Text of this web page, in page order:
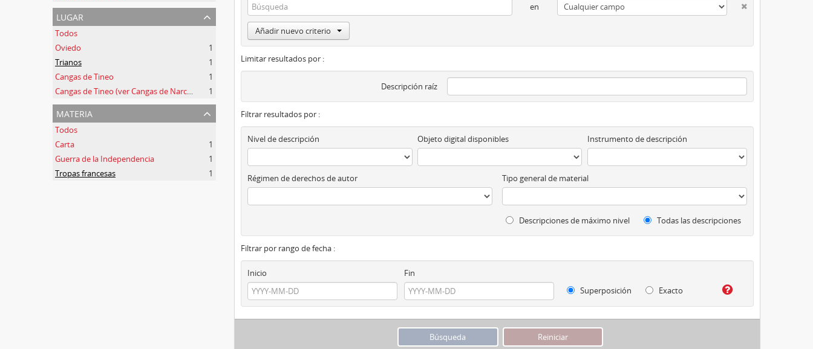
lugar
Todos
Oviedo
1
Trianos
1
Cangas de Tineo
1
Cangas de Tineo (ver Cangas de Narcea)
1
materia
Todos
Carta
1
Guerra de la Independencia
1
Tropas francesas
1
en
Añadir nuevo criterio
Limitar resultados por :
Descripción raíz
Filtrar resultados por :
Nivel de descripción Objeto digital disponibles Instrumento de descripción
Régimen de derechos de autor Tipo general de material
Descripciones de máximo nivel Todas las descripciones
Filtrar por rango de fecha :
Inicio
Fin
Superposición
Exacto